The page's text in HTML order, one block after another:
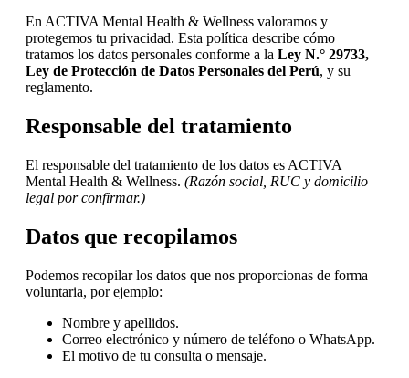
En ACTIVA Mental Health & Wellness valoramos y
protegemos tu privacidad. Esta política describe cómo
tratamos los datos personales conforme a la Ley N.° 29733,
Ley de Protección de Datos Personales del Perú, y su
reglamento.
Responsable del tratamiento
El responsable del tratamiento de los datos es ACTIVA
Mental Health & Wellness. (Razón social, RUC y domicilio
legal por confirmar.)
Datos que recopilamos
Podemos recopilar los datos que nos proporcionas de forma
voluntaria, por ejemplo:
Nombre y apellidos.
Correo electrónico y número de teléfono o WhatsApp.
El motivo de tu consulta o mensaje.